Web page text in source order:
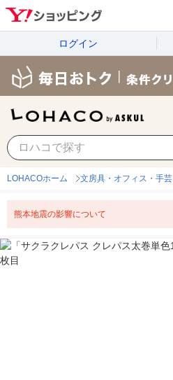
ログイン
LOHACOホーム 文房具・オフィス・手芸
熊本地震の影響について